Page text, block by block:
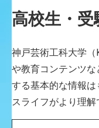
高校生・
神戸芸術工科大学（
や教育コンテンツ
する基本的な情報は
スライフがより理解